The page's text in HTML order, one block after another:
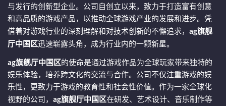
与发行的创新型企业。公司自创立以来，致力于打造富有创意
和高品质的游戏产品，以推动全球游戏产业的发展和进步。凭
借着对游戏行业的深刻理解和对技术创新的不懈追求， ag旗舰
厅中国区迅速崭露头角，成为行业内的一颗新星。
ag旗舰厅中国区的使命是通过游戏作品为全球玩家带来独特的
娱乐体验，培养跨文化的交流与合作。公司不仅注重游戏的娱
乐性，更致力于游戏的教育性和社会性价值。作为一家全球化
视野的公司， ag旗舰厅中国区在研发、艺术设计、音乐制作等